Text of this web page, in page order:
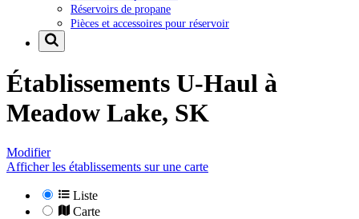
Réservoirs de propane
Pièces et accessoires pour réservoir
Établissements U-Haul à
Meadow Lake, SK
Modifier
Afficher les établissements sur une carte
Liste
Carte